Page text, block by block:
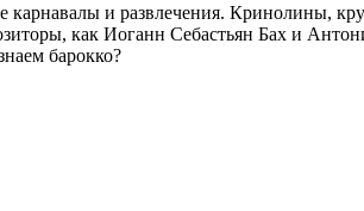
и развлечения. Кринолины,
как Иоганн Себастьян Бах и
барокко?